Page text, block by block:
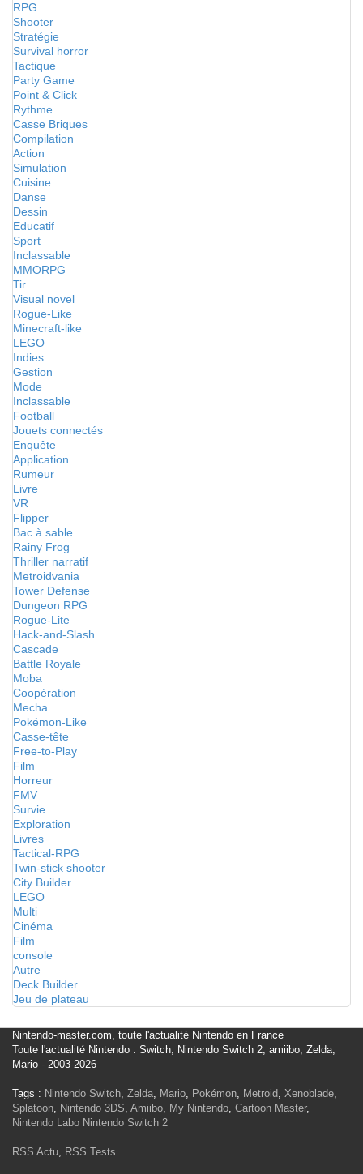
RPG
Shooter
Stratégie
Survival horror
Tactique
Party Game
Point & Click
Rythme
Casse Briques
Compilation
Action
Simulation
Cuisine
Danse
Dessin
Educatif
Sport
Inclassable
MMORPG
Tir
Visual novel
Rogue-Like
Minecraft-like
LEGO
Indies
Gestion
Mode
Inclassable
Football
Jouets connectés
Enquête
Application
Rumeur
Livre
VR
Flipper
Bac à sable
Rainy Frog
Thriller narratif
Metroidvania
Tower Defense
Dungeon RPG
Rogue-Lite
Hack-and-Slash
Cascade
Battle Royale
Moba
Coopération
Mecha
Pokémon-Like
Casse-tête
Free-to-Play
Film
Horreur
FMV
Survie
Exploration
Livres
Tactical-RPG
Twin-stick shooter
City Builder
LEGO
Multi
Cinéma
Film
console
Autre
Deck Builder
Jeu de plateau
Nintendo-master.com, toute l'actualité Nintendo en France
Toute l'actualité Nintendo : Switch, Nintendo Switch 2, amiibo, Zelda,
Mario - 2003-2026
Tags : Nintendo Switch, Zelda, Mario, Pokémon, Metroid, Xenoblade,
Splatoon, Nintendo 3DS, Amiibo, My Nintendo, Cartoon Master,
Nintendo Labo Nintendo Switch 2
RSS Actu, RSS Tests